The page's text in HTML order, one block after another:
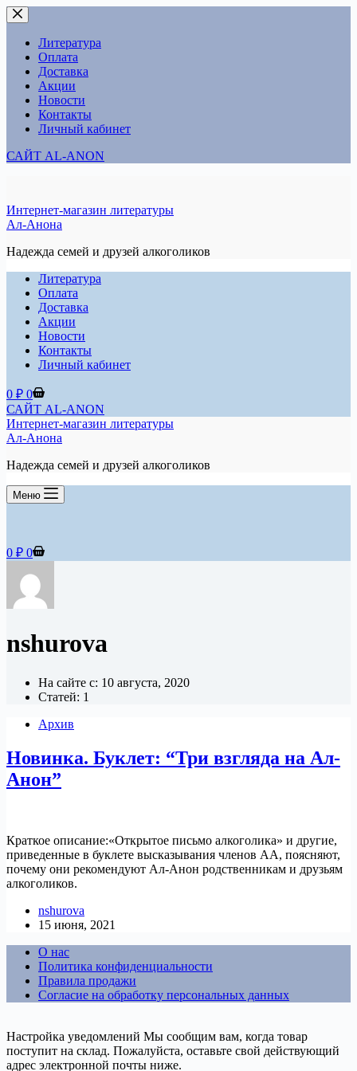
Перейти
к
сути
Литература
Оплата
Доставка
Акции
Новости
Контакты
Личный кабинет
САЙТ AL-ANON
Интернет-магазин литературы
Ал-Анона
Надежда семей и друзей алкоголиков
Литература
Оплата
Доставка
Акции
Новости
Контакты
Личный кабинет
Корзина
0 ₽ 0
САЙТ AL-ANON
Интернет-магазин литературы
Ал-Анона
Надежда семей и друзей алкоголиков
Меню
Корзина
0 ₽ 0
nshurova
На сайте с: 10 августа, 2020
Статей: 1
Архив
Новинка. Буклет: “Три взгляда на Ал-
Анон”
Краткое описание:«Открытое письмо алкоголика» и другие,
приведенные в буклете высказывания членов АА, поясняют,
почему они рекомендуют Ал-Анон родственникам и друзьям
алкоголиков.
nshurova
15 июня, 2021
О нас
Политика конфиденциальности
Правила продажи
Согласие на обработку персональных данных
Настройка уведомлений Мы сообщим вам, когда товар
поступит на склад. Пожалуйста, оставьте свой действующий
адрес электронной почты ниже.